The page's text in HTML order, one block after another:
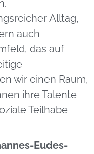
Alltag,
auch
das auf
wir einen Raum,
ihre Talente
Teilhabe
Eudes-